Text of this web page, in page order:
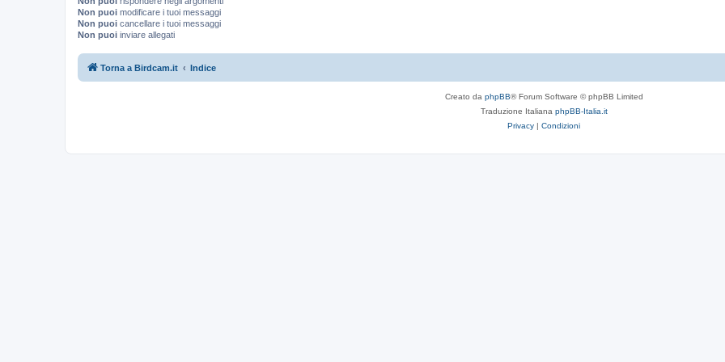
Non puoi modificare i tuoi messaggi
Non puoi cancellare i tuoi messaggi
Non puoi inviare allegati
Torna a Birdcam.it Indice
Creato da phpBB® Forum Software © phpBB Limited
Traduzione Italiana phpBB-Italia.it
Privacy | Condizioni